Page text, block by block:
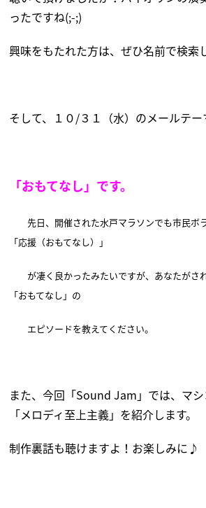
ったですね(;-;)
興味をもたれた方は、ぜひ名前で検索
そして、１０/３１（水）のメールテー
「おもてなし」です。
先日、開催された水戸マラソンでも市民ボ
「応援（おもてなし）」
が凄く良かったみたいですが、あなたがさ
「おもてなし」の
エピソードを教えてください。
また、今回「Sound Jam」では、マ
「メロディ至上主義」を紹介します。
制作裏話も聴けますよ！お楽しみに♪